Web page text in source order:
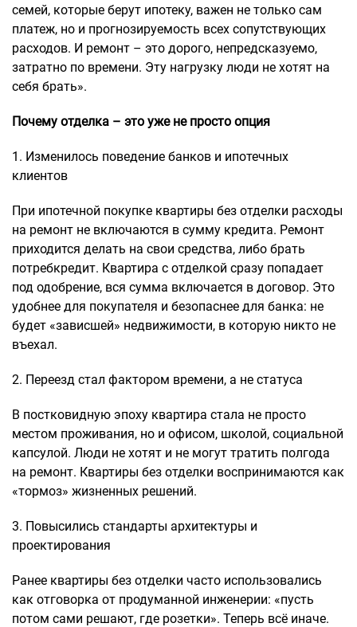
семей, которые берут ипотеку, важен не только сам
платеж, но и прогнозируемость всех сопутствующих
расходов. И ремонт – это дорого, непредсказуемо,
затратно по времени. Эту нагрузку люди не хотят на
себя брать».
Почему отделка – это уже не просто опция
1. Изменилось поведение банков и ипотечных
клиентов
При ипотечной покупке квартиры без отделки расходы
на ремонт не включаются в сумму кредита. Ремонт
приходится делать на свои средства, либо брать
потребкредит. Квартира с отделкой сразу попадает
под одобрение, вся сумма включается в договор. Это
удобнее для покупателя и безопаснее для банка: не
будет «зависшей» недвижимости, в которую никто не
въехал.
2. Переезд стал фактором времени, а не статуса
В постковидную эпоху квартира стала не просто
местом проживания, но и офисом, школой, социальной
капсулой. Люди не хотят и не могут тратить полгода
на ремонт. Квартиры без отделки воспринимаются как
«тормоз» жизненных решений.
3. Повысились стандарты архитектуры и
проектирования
Ранее квартиры без отделки часто использовались
как отговорка от продуманной инженерии: «пусть
потом сами решают, где розетки». Теперь всё иначе.